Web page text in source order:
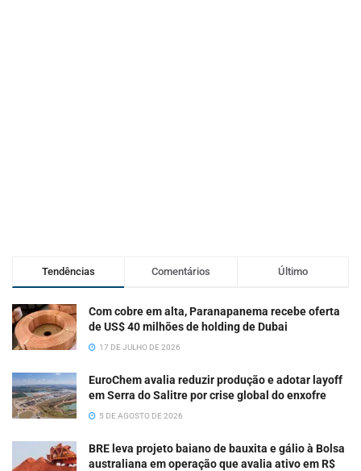
Tendências Comentários Último
Com cobre em alta, Paranapanema recebe oferta
de US$ 40 milhões de holding de Dubai
17 DE JULHO DE 2026
EuroChem avalia reduzir produção e adotar layoff
em Serra do Salitre por crise global do enxofre
5 DE AGOSTO DE 2026
BRE leva projeto baiano de bauxita e gálio à Bolsa
australiana em operação que avalia ativo em R$